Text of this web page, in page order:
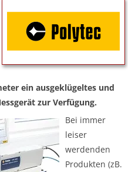
ein ausgeklügeltes und
zur Verfügung.
Bei immer
leiser
werdenden
Produkten (zB.